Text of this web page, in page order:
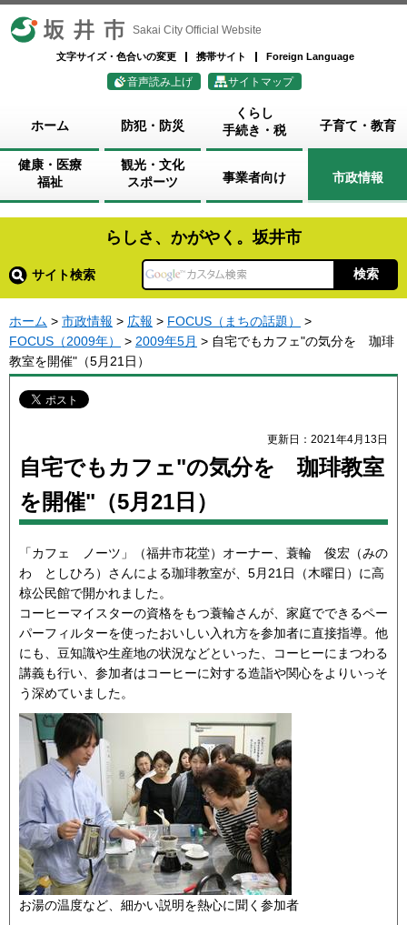
坂井市 Sakai City Official Website
文字サイズ・色合いの変更 携帯サイト Foreign Language
音声読み上げ サイトマップ
ホーム 防犯・防災
くらし
手続き・税
子育て・教育
健康・医療
福祉
観光・文化
スポーツ
事業者向け 市政情報
らしさ、かがやく。坂井市
サイト検索
ホーム > 市政情報 > 広報 > FOCUS（まちの話題）
>
FOCUS（2009年）
> 2009年5月 > 自宅でもカフェ"の気分を 珈琲
教室を開催"（5月21日）
更新日：2021年4月13日
自宅でもカフェ"の気分を 珈琲教室
を開催"（5月21日）
「カフェ ノーツ」（福井市花堂）オーナー、蓑輪 俊宏（みの
わ としひろ）さんによる珈琲教室が、5月21日（木曜日）に高
椋公民館で開かれました。
コーヒーマイスターの資格をもつ蓑輪さんが、家庭でできるペー
パーフィルターを使ったおいしい入れ方を参加者に直接指導。他
にも、豆知識や生産地の状況などといった、コーヒーにまつわる
講義も行い、参加者はコーヒーに対する造詣や関心をよりいっそ
う深めていました。
お湯の温度など、細かい説明を熱心に聞く参加者